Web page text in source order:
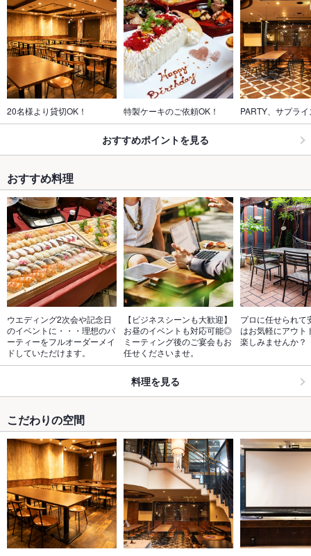
20名様より貸切OK！ 特製ケーキのご依頼OK！ PARTY、サプラ
おすすめポイントを見る
おすすめ料理
ウエディング2次会や記念日
のイベントに・・・理想のパ
ーティーをフルオーダーメイ
ドしていただけます。
【ビジネスシーンも大歓迎】
お昼のイベントも対応可能◎
ミーティング後のご宴会もお
任せくださいませ。
プロに任せられ
はお気軽にアウト
楽しみませんか？
料理を見る
こだわりの空間